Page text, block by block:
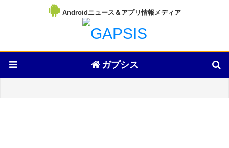
Androidニュース＆アプリ情報メディア
ガプシス